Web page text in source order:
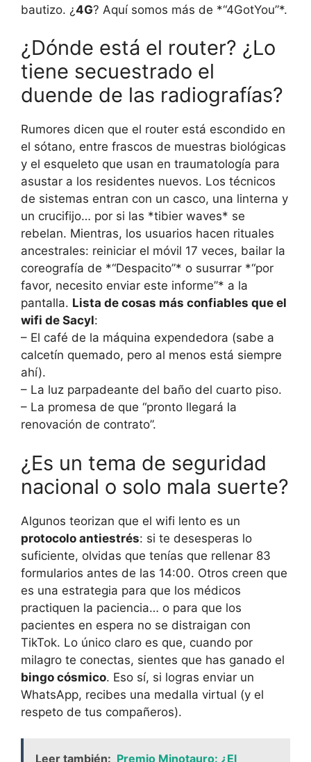
bautizo. ¿4G? Aquí somos más de *“4GotYou”*.
¿Dónde está el router? ¿Lo
tiene secuestrado el
duende de las radiografías?
Rumores dicen que el router está escondido en
el sótano, entre frascos de muestras biológicas
y el esqueleto que usan en traumatología para
asustar a los residentes nuevos. Los técnicos
de sistemas entran con un casco, una linterna y
un crucifijo… por si las *tibier waves* se
rebelan. Mientras, los usuarios hacen rituales
ancestrales: reiniciar el móvil 17 veces, bailar la
coreografía de *“Despacito”* o susurrar *“por
favor, necesito enviar este informe”* a la
pantalla. Lista de cosas más confiables que el
wifi de Sacyl:
– El café de la máquina expendedora (sabe a
calcetín quemado, pero al menos está siempre
ahí).
– La luz parpadeante del baño del cuarto piso.
– La promesa de que “pronto llegará la
renovación de contrato”.
¿Es un tema de seguridad
nacional o solo mala suerte?
Algunos teorizan que el wifi lento es un
protocolo antiestrés: si te desesperas lo
suficiente, olvidas que tenías que rellenar 83
formularios antes de las 14:00. Otros creen que
es una estrategia para que los médicos
practiquen la paciencia… o para que los
pacientes en espera no se distraigan con
TikTok. Lo único claro es que, cuando por
milagro te conectas, sientes que has ganado el
bingo cósmico. Eso sí, si logras enviar un
WhatsApp, recibes una medalla virtual (y el
respeto de tus compañeros).
Leer también: Premio Minotauro: ¿El